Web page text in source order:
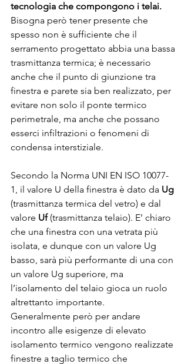
tecnologia che compongono i telai.
Bisogna però tener presente che
spesso non è sufficiente che il
serramento progettato abbia una bassa
trasmittanza termica; è necessario
anche che il punto di giunzione tra
finestra e parete sia ben realizzato, per
evitare non solo il ponte termico
perimetrale, ma anche che possano
esserci infiltrazioni o fenomeni di
condensa interstiziale.
Secondo la Norma UNI EN ISO 10077-
1, il valore U della finestra è dato da Ug
(trasmittanza termica del vetro) e dal
valore Uf (trasmittanza telaio). E’ chiaro
che una finestra con una vetrata più
isolata, e dunque con un valore Ug
basso, sarà più performante di una con
un valore Ug superiore, ma
l’isolamento del telaio gioca un ruolo
altrettanto importante.
Generalmente però per andare
incontro alle esigenze di elevato
isolamento termico vengono realizzate
finestre a taglio termico che